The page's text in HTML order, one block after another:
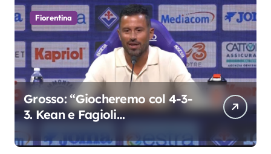
Fiorentina
Grosso: “Giocheremo col 4-3-
3. Kean e Fagioli
colpo”